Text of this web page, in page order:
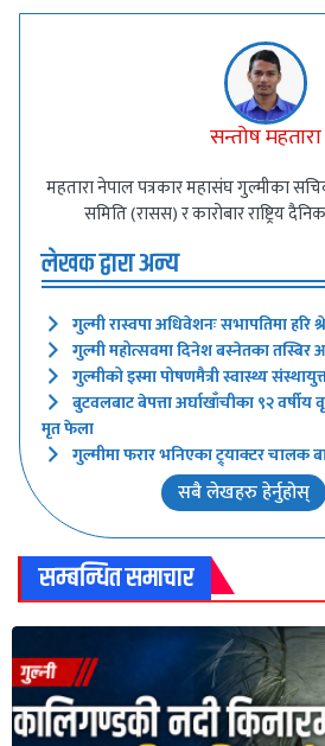
सन्तोष महतारा
महतारा नेपाल पत्रकार महासंघ गुल्मीका सचिव
समिति (रासस) र कारोबार राष्ट्रिय
लेखक द्वारा अन्य
गुल्मी रास्वपा अधिवेशनः सभापतिमा हरि
गुल्मी महोत्सवमा दिनेश बस्नेतका तस्बिर
गुल्मीको इस्मा पोषणमैत्री स्वास्थ्य
बुटवलबाट बेपत्ता अर्घाखाँचीका ९२
मृत फेला
गुल्मीमा फरार भनिएका ट्र्याक्टर चालक
सबै लेखहरु हेर्नुहोस्
सम्बन्धित समाचार